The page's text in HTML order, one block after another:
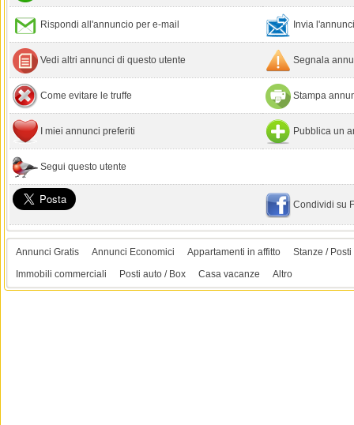
Rispondi all'annuncio per e-mail Invia
Vedi altri annunci di questo utente Segnala
Come evitare le truffe Stampa
I miei annunci preferiti Pubblica un
Segui questo utente
Condividi su
Annunci Gratis Annunci Economici Appartamenti in affitto
Stanze / Posti
Immobili commerciali
Posti auto / Box Casa vacanze Altro